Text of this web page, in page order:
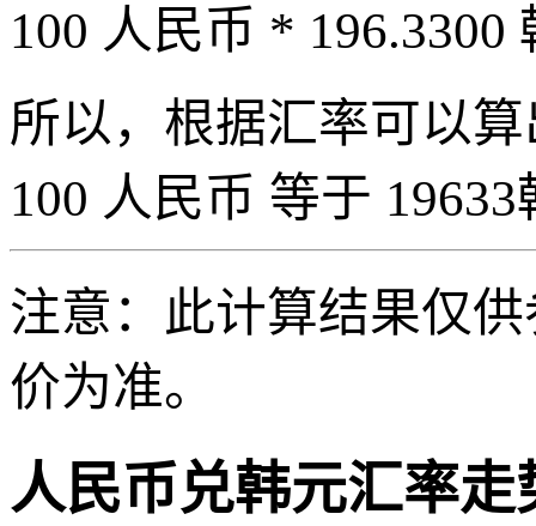
100 人民币 * 196.3300
所以，根据汇率可以
100 人民币 等于
注意：此计算结果仅
价为准。
人民币兑韩元汇率走